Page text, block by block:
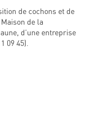
de cochons et de
de la
d’une entreprise
09 45).